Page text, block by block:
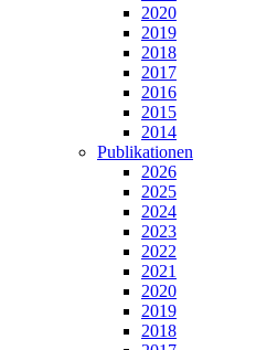
2020
2019
2018
2017
2016
2015
2014
Publikationen
2026
2025
2024
2023
2022
2021
2020
2019
2018